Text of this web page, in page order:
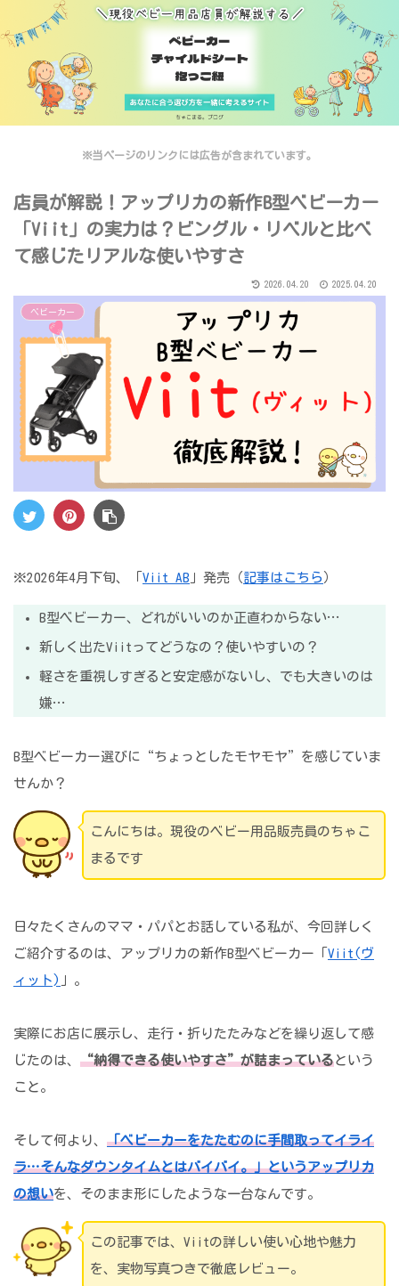
※当ページのリンクには広告が含まれています。
店員が解説！アップリカの新作B型ベビーカー
「Viit」の実力は？ビングル・リベルと比べ
て感じたリアルな使いやすさ
2026.04.20 2025.04.20
ベビーカー
※2026年4月下旬、「 Viit AB 」発売（記事はこちら ）
B型ベビーカー、どれがいいのか正直わからない…
新しく出たViitってどうなの？使いやすいの？
軽さを重視しすぎると安定感がないし、でも大きいのは
嫌…
B型ベビーカー選びに“ちょっとしたモヤモヤ”を感じていま
せんか？
こんにちは。現役のベビー用品販売員のちゃこ
まるです
日々たくさんのママ・パパとお話している私が、今回詳しく
ご紹介するのは、アップリカの新作B型ベビーカー「 Viit(ヴ
ィット)
」。
実際にお店に展示し、走行・折りたたみなどを繰り返して感
じたのは、 “納得できる使いやすさ”が詰まっているという
こと。
そして何より、 「ベビーカーをたたむのに手間取ってイライ
ラ…そんなダウンタイムとはバイバイ。」というアップリカ
の想いを、そのまま形にしたような一台なんです。
この記事では、Viitの詳しい使い心地や魅力
を、実物写真つきで徹底レビュー。